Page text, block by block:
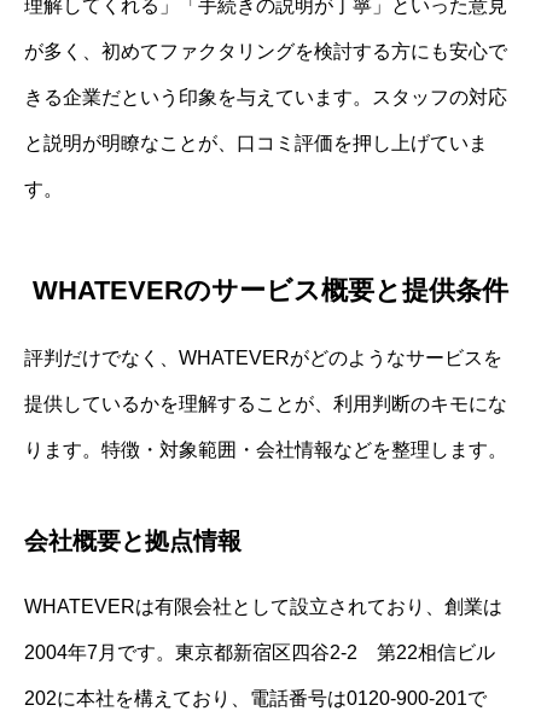
理解してくれる」「手続きの説明が丁寧」といった意見
が多く、初めてファクタリングを検討する方にも安心で
きる企業だという印象を与えています。スタッフの対応
と説明が明瞭なことが、口コミ評価を押し上げていま
す。
WHATEVERのサービス概要と提供条件
評判だけでなく、WHATEVERがどのようなサービスを
提供しているかを理解することが、利用判断のキモにな
ります。特徴・対象範囲・会社情報などを整理します。
会社概要と拠点情報
WHATEVERは有限会社として設立されており、創業は
2004年7月です。東京都新宿区四谷2-2 第22相信ビル
202に本社を構えており、電話番号は0120-900-201で